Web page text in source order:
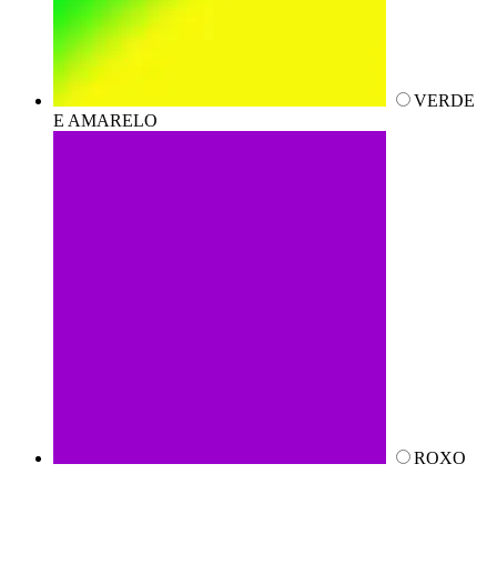
VERDE
E AMARELO
ROXO